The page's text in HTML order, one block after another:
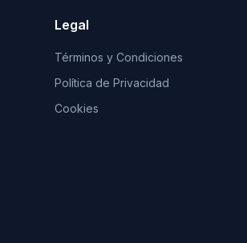
Legal
Términos y Condiciones
Política de Privacidad
Cookies